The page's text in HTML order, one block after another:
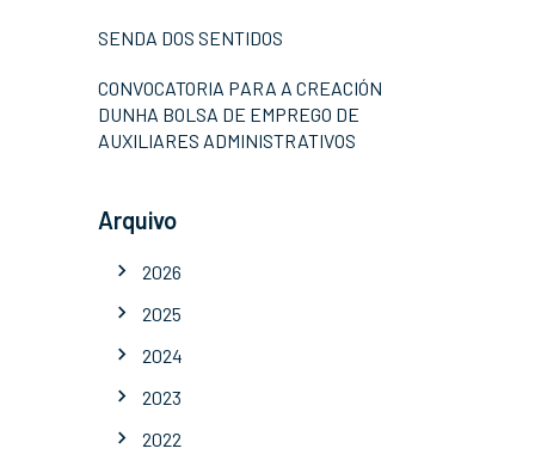
SENDA DOS SENTIDOS
CONVOCATORIA PARA A CREACIÓN
DUNHA BOLSA DE EMPREGO DE
AUXILIARES ADMINISTRATIVOS
Arquivo
2026
2025
2024
2023
2022